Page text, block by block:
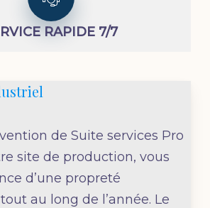
RAPIDE 7/7
de Suite services Pro
site de production, vous
d’une propreté
au long de l’année. Le